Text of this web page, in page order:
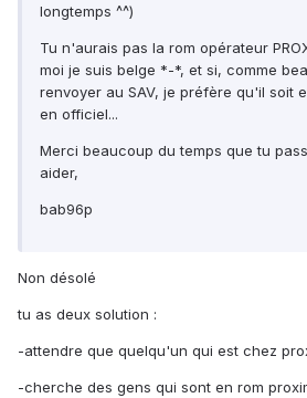
longtemps ^^)
Tu n'aurais pas la rom opérateur
moi je suis belge *-*, et si, comme
renvoyer au SAV, je préfère qu'il soit
en officiel...
Merci beaucoup du temps que tu
aider,
bab96p
Non désolé
tu as deux solution :
-attendre que quelqu'un qui est chez
-cherche des gens qui sont en rom